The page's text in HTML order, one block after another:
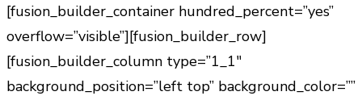
[fusion_builder_container hundred_percent=”yes”
overflow=”visible”][fusion_builder_row]
[fusion_builder_column type=”1_1″
background_position=”left top” background_color=””